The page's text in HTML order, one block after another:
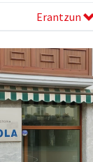
Erantzun